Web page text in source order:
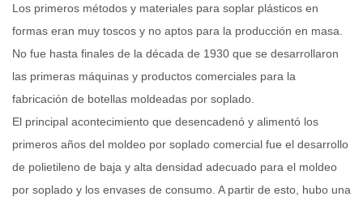
Los primeros métodos y materiales para soplar plásticos en
formas eran muy toscos y no aptos para la producción en masa.
No fue hasta finales de la década de 1930 que se desarrollaron
las primeras máquinas y productos comerciales para la
fabricación de botellas moldeadas por soplado.
El principal acontecimiento que desencadenó y alimentó los
primeros años del moldeo por soplado comercial fue el desarrollo
de polietileno de baja y alta densidad adecuado para el moldeo
por soplado y los envases de consumo. A partir de esto, hubo una